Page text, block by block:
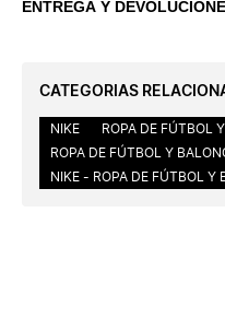
ENTREGA Y
CATEGORIAS
NIKE
ROPA DE FÚTBOL
ROPA DE FÚTBOL Y
NIKE - ROPA DE FÚTBOL Y